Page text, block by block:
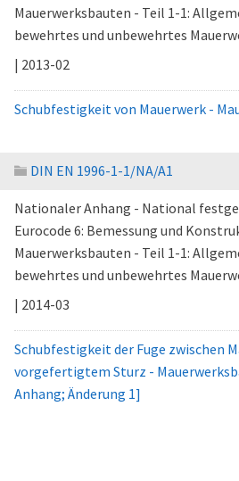
Mauerwerksbauten - Teil 1-1:
bewehrtes und unbewehrtes
| 2013-02
Schubfestigkeit von Mauerwerk -
DIN EN 1996-1-1/NA/A1
Nationaler Anhang - National
Eurocode 6: Bemessung und
Mauerwerksbauten - Teil 1-1:
bewehrtes und unbewehrtes
| 2014-03
Schubfestigkeit der Fuge zwischen
vorgefertigtem Sturz -
Anhang; Änderung 1]